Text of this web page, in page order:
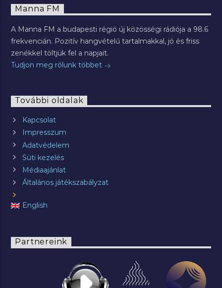
Manna FM
A Manna FM a budapesti régió új közösségi rádiója a 98.6
frekvencián. Pozitív hangvételű tartalmakkal, jó és friss
zenékkel töltjük fel a napjait.
Tudjon meg rólunk többet
További oldalak
Kapcsolat
Impresszum
Adatvédelem
Süti kezelés
Médiaajánlat
Általános játékszabályzat
English
Partnereink